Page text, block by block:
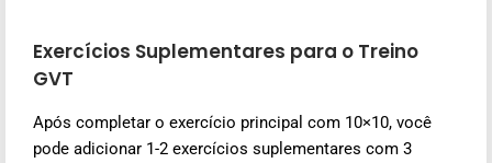
Exercícios Suplementares para o Treino
GVT
Após completar o exercício principal com 10×10, você
pode adicionar 1-2 exercícios suplementares com 3